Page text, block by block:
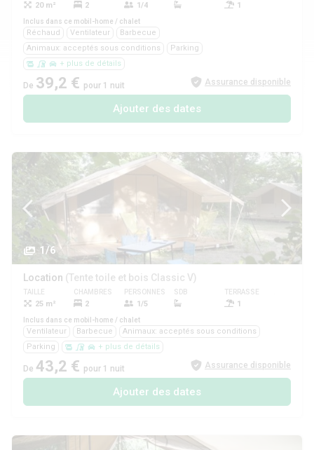
20 m² 2 1/4 1
Inclus dans ce mobil-home / chalet
Réchaud Ventilateur
Barbecue
Animaux: acceptés sous conditions
Parking
+ plus de détails
De 39,2 € pour 1 nuit Assurance disponible
Ajouter des dates
1/6
Location (Tente toile et bois Classic V)
TAILLE
25 m²
CHAMBRES
2
PERSONNES
1/5
SDB TERRASSE
1
Inclus dans ce mobil-home / chalet
Ventilateur Barbecue
Animaux: acceptés sous conditions
Parking
+ plus de détails
De 43,2 € pour 1 nuit Assurance disponible
Ajouter des dates